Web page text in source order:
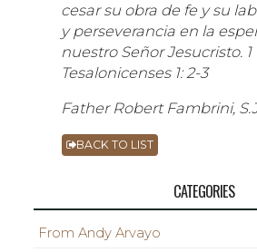
cesar su obra de fe y su
y perseverancia en la
nuestro Señor Jesucristo. 1
Tesalonicenses 1: 2-3
Father Robert Fambrini,
BACK TO LIST
CATEGORIES
From Andy Arvayo